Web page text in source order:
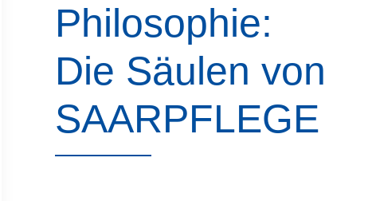
Philosophie:
Die Säulen von
SAARPFLEGE